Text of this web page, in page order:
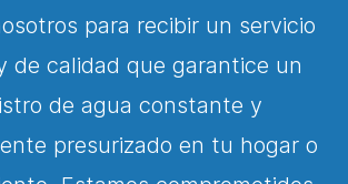
para recibir un servicio
de calidad que garantice un
de agua constante y
presurizado en tu hogar o